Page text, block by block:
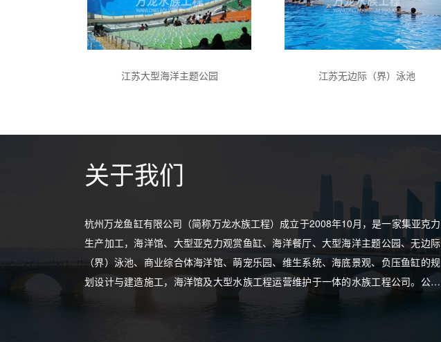
江苏大型海洋主题公园 江苏无边际（界）泳池
关于我们
杭州万龙鱼缸有限公司（简称万龙水族工程）成立于2008年10月，是一家集亚克力
生产加工，海洋馆、大型亚克力观赏鱼缸、海洋餐厅、大型海洋主题公园、无边际
（界）泳池、商业综合体海洋馆、萌宠乐园、维生系统、海底景观、负压鱼缸的规
划设计与建造施工，海洋馆及大型水族工程运营维护于一体的水族工程公司。公司
拥有一支来自大型海洋馆公司、国际建筑事务所和大型国际设计院各方面人才组成